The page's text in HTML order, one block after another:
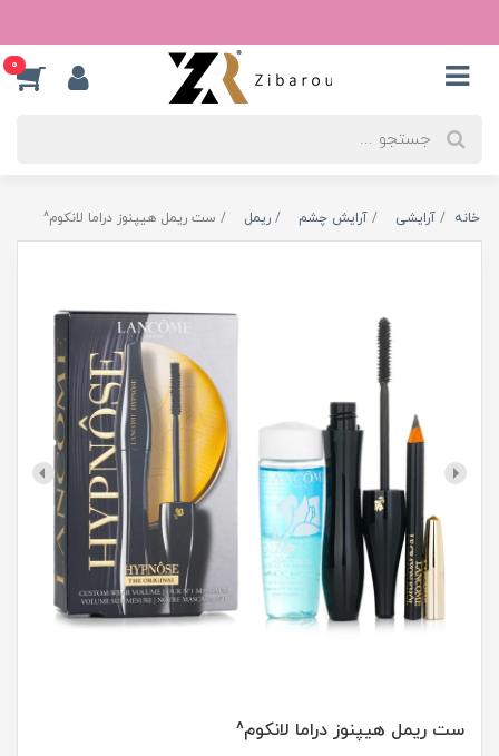
0
خانه آرایشی آرایش چشم ریمل ست ریمل هیپنوز دراما لانکوم^
ست ریمل هیپنوز دراما لانکوم^